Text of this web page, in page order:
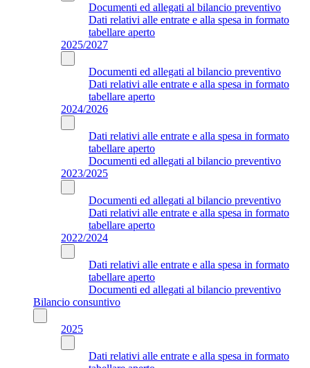
Documenti ed allegati al bilancio preventivo
Dati relativi alle entrate e alla spesa in formato
tabellare aperto
2025/2027
Documenti ed allegati al bilancio preventivo
Dati relativi alle entrate e alla spesa in formato
tabellare aperto
2024/2026
Dati relativi alle entrate e alla spesa in formato
tabellare aperto
Documenti ed allegati al bilancio preventivo
2023/2025
Documenti ed allegati al bilancio preventivo
Dati relativi alle entrate e alla spesa in formato
tabellare aperto
2022/2024
Dati relativi alle entrate e alla spesa in formato
tabellare aperto
Documenti ed allegati al bilancio preventivo
Bilancio consuntivo
2025
Dati relativi alle entrate e alla spesa in formato